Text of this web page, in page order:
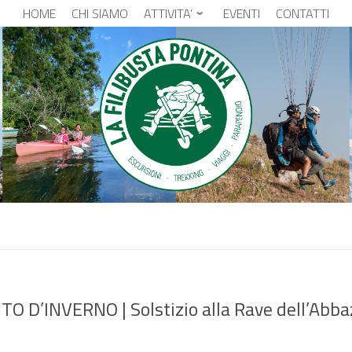
HOME CHI SIAMO ATTIVITA’ EVENTI CONTATTI
D’INVERNO | Solstizio alla Rave